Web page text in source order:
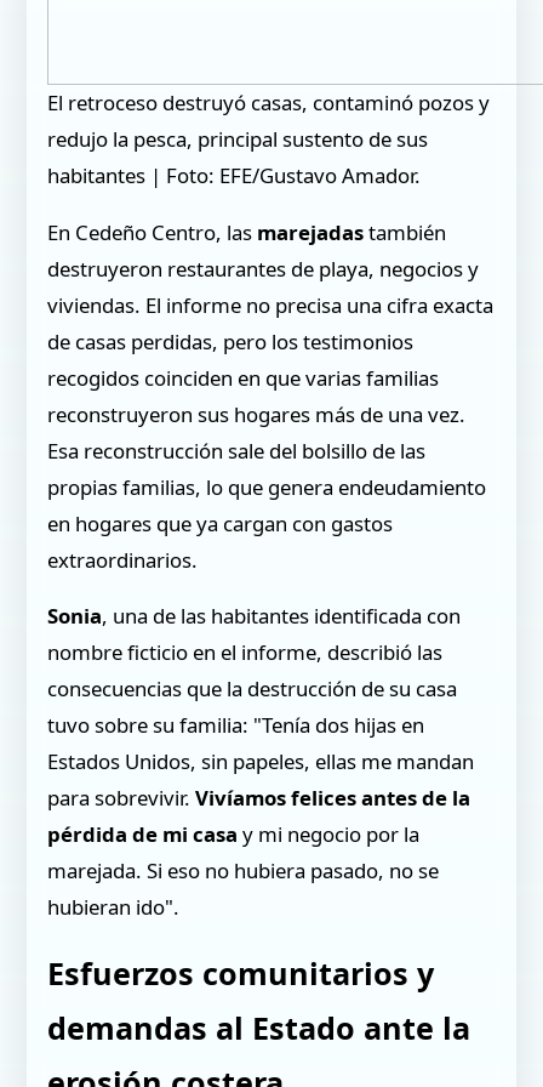
El retroceso destruyó casas, contaminó pozos y
redujo la pesca, principal sustento de sus
habitantes | Foto: EFE/Gustavo Amador.
En Cedeño Centro, las marejadastambién
destruyeron restaurantes de playa, negocios y
viviendas. El informe no precisa una cifra exacta
de casas perdidas, pero los testimonios
recogidos coinciden en que varias familias
reconstruyeron sus hogares más de una vez.
Esa reconstrucción sale del bolsillo de las
propias familias, lo que genera endeudamiento
en hogares que ya cargan con gastos
extraordinarios.
Sonia, una de las habitantes identificada con
nombre ficticio en el informe, describió las
consecuencias que la destrucción de su casa
tuvo sobre su familia: "Tenía dos hijas en
Estados Unidos, sin papeles, ellas me mandan
para sobrevivir.Vivíamos felices antes de la
pérdida de mi casa y mi negocio por la
marejada. Si eso no hubiera pasado, no se
hubieran ido".
Esfuerzos comunitarios y
demandas al Estado ante la